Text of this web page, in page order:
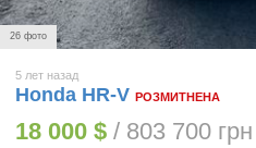
26 фото
5 лет назад
Honda HR-V РОЗМИТНЕНА
18 000 $ / 803 700 грн